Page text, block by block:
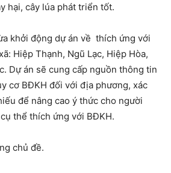
hại, cây lúa phát triển tốt.
khởi động dự án về thích ứng với
Hiệp Thạnh, Ngũ Lạc, Hiệp Hòa,
Dự án sẽ cung cấp nguồn thông tin
cơ BĐKH đối với địa phương, xác
để nâng cao ý thức cho người
thể thích ứng với BĐKH.
chủ đề.